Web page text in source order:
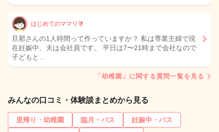
はじめてのママリ🔰
旦那さんの1人時間って作っていますか？ 私は専業主婦で現
在妊娠中、夫は会社員です。 平日は7〜21時まで会社なので
子どもと…
「幼稚園」に関する質問一覧を見る
みんなの口コミ・体験談まとめから見る
里帰り・幼稚園 臨月・バス
妊娠中・バス